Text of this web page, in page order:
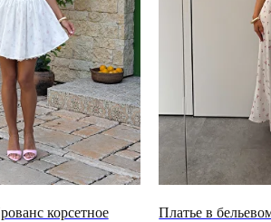
корсетное
Платье в